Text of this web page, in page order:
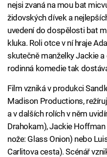
Sledujte nás
nejsi zvaná na mou bat
židovských dívek a
uvedení do dospělosti bat
kluka. Roli otce v ní hraje
skutečně manželky Jackie a
rodinná komedie tak
Film vzniká v produkci
Madison Productions,
a v dalších rolích v něm
Drahokam), Jackie
nože: Glass Onion) nebo
Carlitova cesta). Scénář